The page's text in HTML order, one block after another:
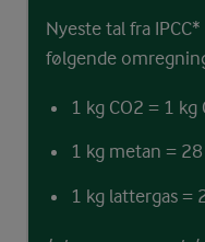
Nyeste tal fra
følgende
1 kg CO2 = 1 kg
1 kg metan =
1 kg lattergas =